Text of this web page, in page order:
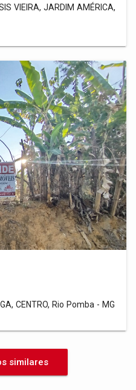
VIEIRA, JARDIM AMÉRICA,
CENTRO, Rio Pomba - MG
similares